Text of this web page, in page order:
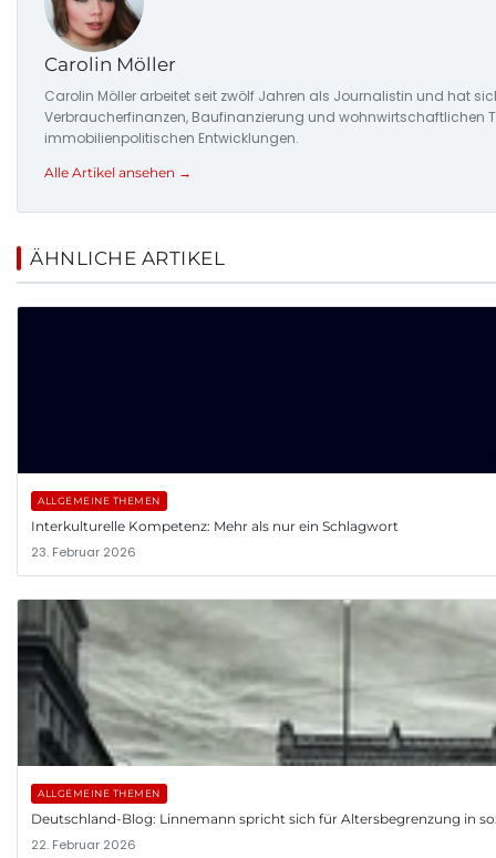
Carolin Möller
Carolin Möller arbeitet seit zwölf Jahren als Journalistin und hat
Verbraucherfinanzen, Baufinanzierung und wohnwirtschaftlichen
immobilienpolitischen Entwicklungen.
Alle Artikel ansehen →
ÄHNLICHE ARTIKEL
ALLGEMEINE THEMEN
Interkulturelle Kompetenz: Mehr als nur ein Schlagwort
23. Februar 2026
ALLGEMEINE THEMEN
Deutschland-Blog: Linnemann spricht sich für Altersbegrenzung in
22. Februar 2026